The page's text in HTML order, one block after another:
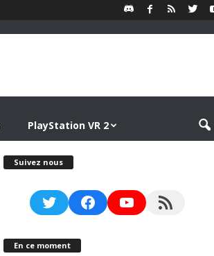
PlayStation VR 2
Suivez nous
TwitterFacebookYouTubeRSS Feed
En ce moment